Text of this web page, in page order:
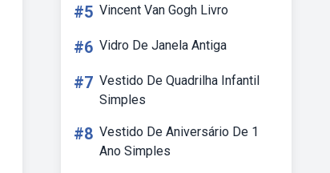
#5 Vincent Van Gogh Livro
#6 Vidro De Janela Antiga
#7 Vestido De Quadrilha Infantil
Simples
#8 Vestido De Aniversário De 1
Ano Simples